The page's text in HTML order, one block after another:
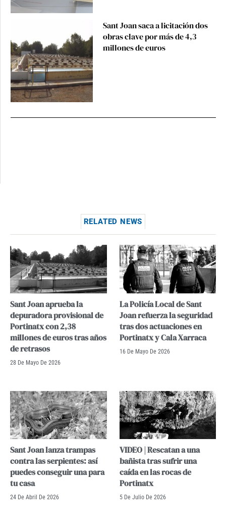
Sant Joan saca a licitación dos
obras clave por más de 4,3
millones de euros
RELATED NEWS
Sant Joan aprueba la
depuradora provisional de
Portinatx con 2,38
millones de euros tras años
de retrasos
28 De Mayo De 2026
La Policía Local de Sant
Joan refuerza la seguridad
tras dos actuaciones en
Portinatx y Cala Xarraca
16 De Mayo De 2026
Sant Joan lanza trampas
contra las serpientes: así
puedes conseguir una para
tu casa
24 De Abril De 2026
VIDEO | Rescatan a una
bañista tras sufrir una
caída en las rocas de
Portinatx
5 De Julio De 2026